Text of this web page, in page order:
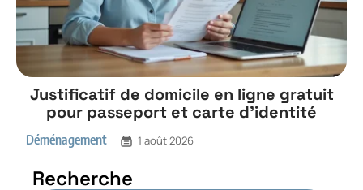
Justificatif de domicile en ligne gratuit
pour passeport et carte d’identité
Déménagement 1 août 2026
Recherche